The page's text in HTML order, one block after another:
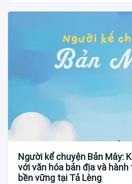
Người kể chuyện Bản Mây:
với văn hóa bản địa và
bền vững tại Tả Lèng